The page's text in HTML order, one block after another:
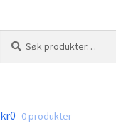
etter:
kr0 0 produkter